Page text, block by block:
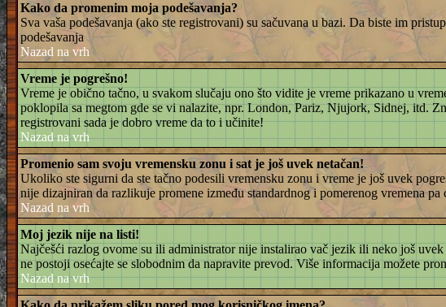
Kako da promenim moja podešavanja?
Sva vaša podešavanja (ako ste registrovani) su sačuvana u bazi. Da biste im
podešavanja
Nazad na vrh
Vreme je pogrešno!
Vreme je obično tačno, u svakom slučaju ono što vidite je vreme prikazano u
poklopila sa megtom gde se vi nalazite, npr. London, Pariz, Njujork, Sidnej, itd.
registrovani sada je dobro vreme da to i učinite!
Nazad na vrh
Promenio sam svoju vremensku zonu i sat je još uvek netačan!
Ukoliko ste sigurni da ste tačno podesili vremensku zonu i vreme je još uvek
nije dizajniran da razlikuje promene između standardnog i pomerenog vremena
Nazad na vrh
Moj jezik nije na listi!
Najčešći razlog ovome su ili administrator nije instalirao vač jezik ili neko još
ne postoji osećajte se slobodnim da napravite prevod. Više informacija možete
Nazad na vrh